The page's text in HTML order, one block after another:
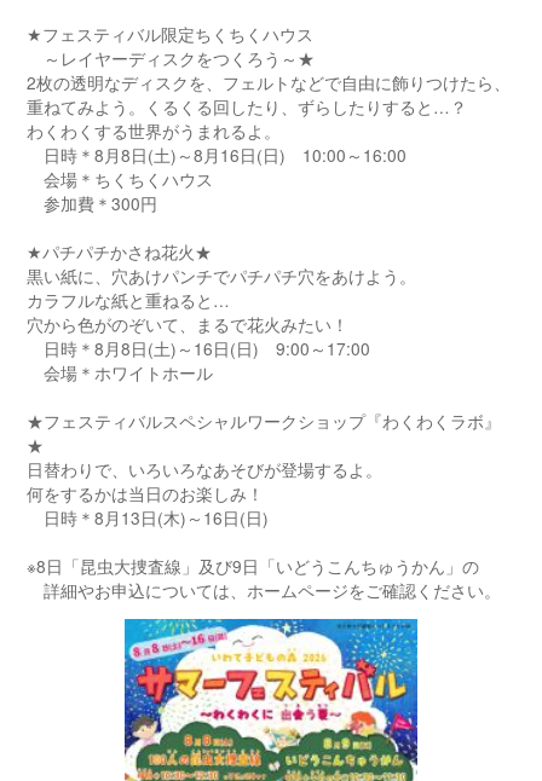
★フェスティバル限定ちくちくハウス
～レイヤーディスクをつくろう～★
2枚の透明なディスクを、フェルトなどで自由に飾りつけたら、
重ねてみよう。くるくる回したり、ずらしたりすると…？
わくわくする世界がうまれるよ。
日時＊8月8日(土)～8月16日(日) 10:00～16:00
会場＊ちくちくハウス
参加費＊300円
★パチパチかさね花火★
黒い紙に、穴あけパンチでパチパチ穴をあけよう。
カラフルな紙と重ねると…
穴から色がのぞいて、まるで花火みたい！
日時＊8月8日(土)～16日(日) 9:00～17:00
会場＊ホワイトホール
★フェスティバルスペシャルワークショップ『わくわくラボ』
★
日替わりで、いろいろなあそびが登場するよ。
何をするかは当日のお楽しみ！
日時＊8月13日(木)～16日(日)
※8日「昆虫大捜査線」及び9日「いどうこんちゅうかん」の
詳細やお申込については、ホームページをご確認ください。